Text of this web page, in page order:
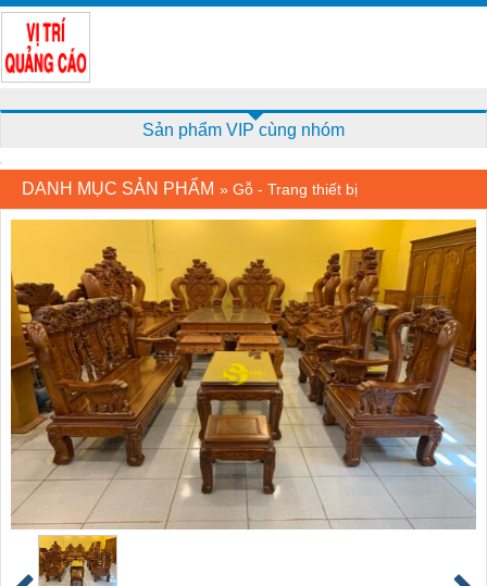
Sản phẩm VIP cùng nhóm
DANH MỤC SẢN PHẨM » Gỗ - Trang thiết bị